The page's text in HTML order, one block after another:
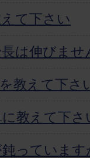
て下さい
は伸びませ
教えて下さ
教えて下さ
っていま